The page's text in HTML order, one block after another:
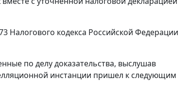
Налогового кодекса Российской Федерации
по делу доказательства, выслушав
инстанции пришел к следующим